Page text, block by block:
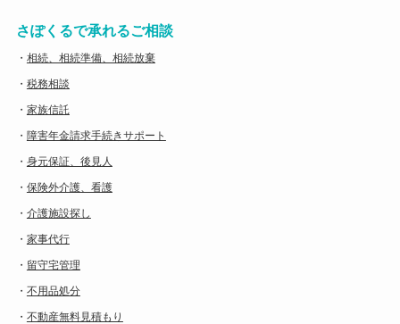
さぽくるで承れるご相談
・ 相続、相続準備、相続放棄
・ 税務相談
・ 家族信託
・ 障害年金請求手続きサポート
・ 身元保証、後見人
・ 保険外介護、看護
・ 介護施設探し
・ 家事代行
・ 留守宅管理
・ 不用品処分
・ 不動産無料見積もり